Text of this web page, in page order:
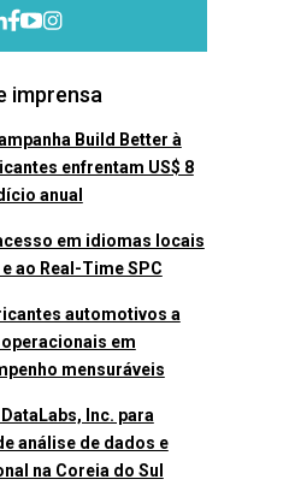
imprensa
Build Better à
enfrentam US$ 8
anual
em idiomas locais
ao Real-Time SPC
automotivos a
em
mensuráveis
Inc. para
análise de dados e
na Coreia do Sul